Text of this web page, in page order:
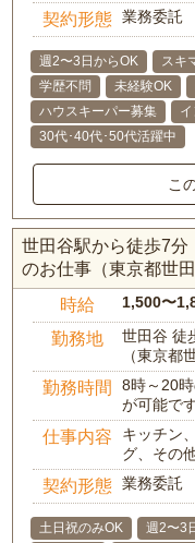
契約形態 業務委託
週2〜3日からOK スキ
学歴不問
未経験OK
ハウスキーパー募集
30代･40代･50代活躍中
こ
世田谷駅から徒歩7
のお仕事（東京都世田
時給 1,500〜
勤務地
世田谷 徒
（東京都
勤務時間
8時～20
が可能で
仕事内容
キッチン
グ、その
契約形態 業務委託
土日祝のみOK 週2〜3